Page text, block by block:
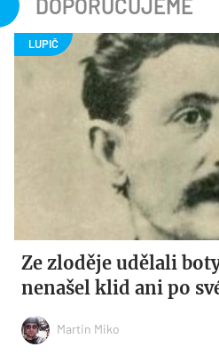
DOPORUČUJEME
Ze zloděje udělali
nenašel klid ani po
Martin Miko